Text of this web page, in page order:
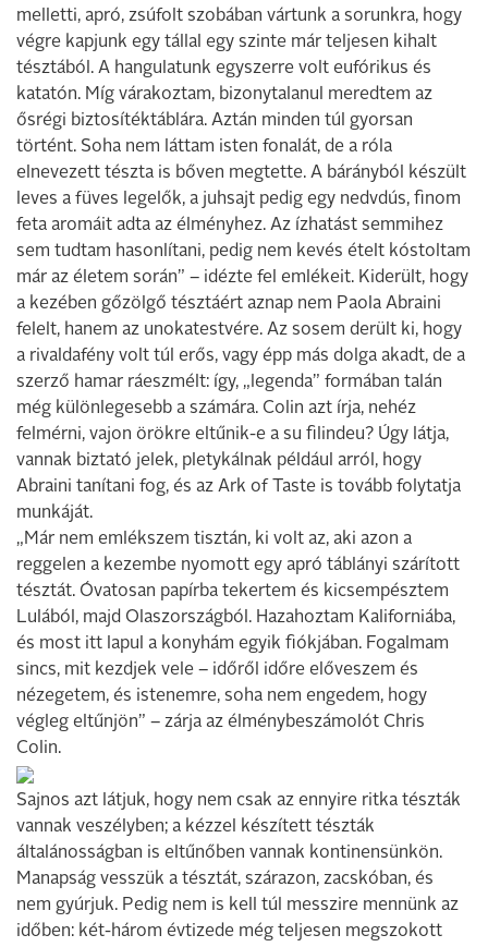
melletti, apró, zsúfolt szobában vártunk a sorunkra, hogy
végre kapjunk egy tállal egy szinte már teljesen kihalt
tésztából. A hangulatunk egyszerre volt eufórikus és
katatón. Míg várakoztam, bizonytalanul meredtem az
ősrégi biztosítéktáblára. Aztán minden túl gyorsan
történt. Soha nem láttam isten fonalát, de a róla
elnevezett tészta is bőven megtette. A bárányból készült
leves a füves legelők, a juhsajt pedig egy nedvdús, finom
feta aromáit adta az élményhez. Az ízhatást semmihez
sem tudtam hasonlítani, pedig nem kevés ételt kóstoltam
már az életem során” – idézte fel emlékeit. Kiderült, hogy
a kezében gőzölgő tésztáért aznap nem Paola Abraini
felelt, hanem az unokatestvére. Az sosem derült ki, hogy
a rivaldafény volt túl erős, vagy épp más dolga akadt, de a
szerző hamar ráeszmélt: így, „legenda” formában talán
még különlegesebb a számára. Colin azt írja, nehéz
felmérni, vajon örökre eltűnik-e a su filindeu? Úgy látja,
vannak biztató jelek, pletykálnak például arról, hogy
Abraini tanítani fog, és az Ark of Taste is tovább folytatja
munkáját.
„Már nem emlékszem tisztán, ki volt az, aki azon a
reggelen a kezembe nyomott egy apró táblányi szárított
tésztát. Óvatosan papírba tekertem és kicsempésztem
Lulából, majd Olaszországból. Hazahoztam Kaliforniába,
és most itt lapul a konyhám egyik fiókjában. Fogalmam
sincs, mit kezdjek vele – időről időre előveszem és
nézegetem, és istenemre, soha nem engedem, hogy
végleg eltűnjön” – zárja az élménybeszámolót Chris
Colin.
Sajnos azt látjuk, hogy nem csak az ennyire ritka tészták
vannak veszélyben; a kézzel készített tészták
általánosságban is eltűnőben vannak kontinensünkön.
Manapság vesszük a tésztát, szárazon, zacskóban, és
nem gyúrjuk. Pedig nem is kell túl messzire mennünk az
időben: két-három évtizede még teljesen megszokott